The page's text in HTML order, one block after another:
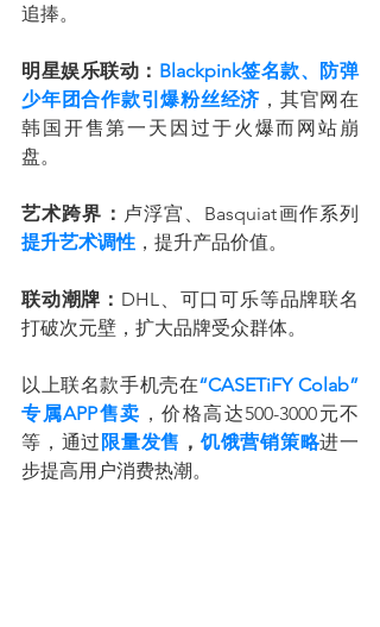
追捧。
明星娱乐联动： Blackpink签名款、防弹
少年团合作款引爆粉丝经济 ，其官网在
韩国开售第一天因过于火爆而网站崩
盘。
艺术跨界： 卢浮宫、Basquiat画作系列
提升艺术调性 ，提升产品价值。
联动潮牌： DHL、可口可乐等品牌联名
打破次元壁，扩大品牌受众群体。
以上联名款手机壳在“CASETiFY Colab”
专属APP售卖 ，价格高达500-3000元不
等，通过 限量发售 ，饥饿营销策略进一
步提高用户消费热潮。